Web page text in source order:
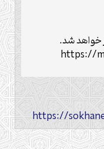
خواهد شد.
https://